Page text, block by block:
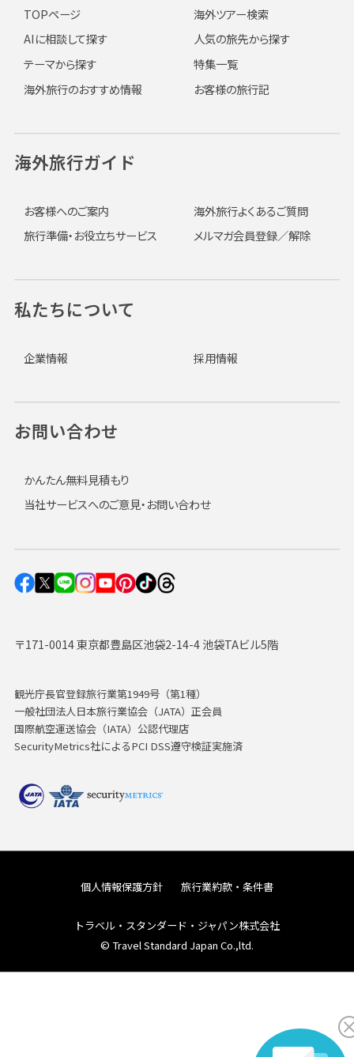
〒171-0014 東京都豊島区池袋2-14-4 池袋TAビル5階
観光庁長官登録旅行業第1949号（第1種）
一般社団法人日本旅行業協会（JATA）正会員
国際航空運送協会（IATA）公認代理店
SecurityMetrics社によるPCI DSS遵守検証実施済
TOPページ
海外ツアー検索
AIに相談して探す
人気の旅先から探す
テーマから探す
特集一覧
海外旅行のおすすめ情報
お客様の旅行記
海外旅行ガイド
お客様へのご案内
海外旅行よくあるご質問
旅行準備・お役立ちサービス
メルマガ会員登録／解除
私たちについて
企業情報 採用情報
お問い合わせ
かんたん無料見積もり
当社サービスへのご意見・お問い合わせ
個人情報保護方針 旅行業約款・条件書
トラベル・スタンダード・ジャパン株式会社
© Travel Standard Japan Co.,ltd.